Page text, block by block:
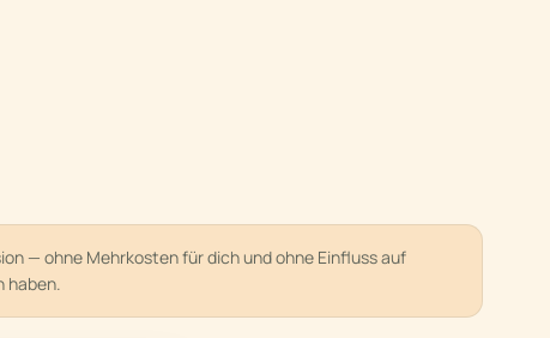
— ohne Mehrkosten für dich und ohne Einfluss auf
haben.